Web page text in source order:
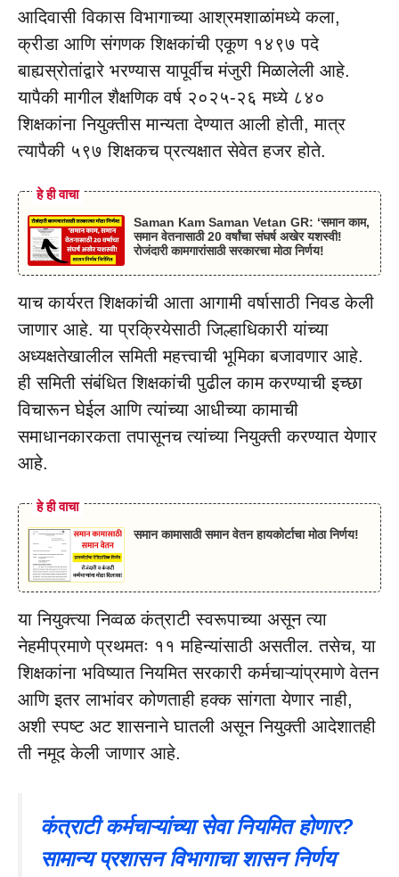
आदिवासी विकास विभागाच्या आश्रमशाळांमध्ये कला,
क्रीडा आणि संगणक शिक्षकांची एकूण १४९७ पदे
बाह्यस्रोतांद्वारे भरण्यास यापूर्वीच मंजुरी मिळालेली आहे.
यापैकी मागील शैक्षणिक वर्ष २०२५-२६ मध्ये ८४०
शिक्षकांना नियुक्तीस मान्यता देण्यात आली होती, मात्र
त्यापैकी ५९७ शिक्षकच प्रत्यक्षात सेवेत हजर होते.
हे ही वाचा
Saman Kam Saman Vetan GR: ‘समान काम,
समान वेतनासाठी 20 वर्षांचा संघर्ष अखेर यशस्वी!
रोजंदारी कामगारांसाठी सरकारचा मोठा निर्णय!
याच कार्यरत शिक्षकांची आता आगामी वर्षासाठी निवड केली
जाणार आहे. या प्रक्रियेसाठी जिल्हाधिकारी यांच्या
अध्यक्षतेखालील समिती महत्त्वाची भूमिका बजावणार आहे.
ही समिती संबंधित शिक्षकांची पुढील काम करण्याची इच्छा
विचारून घेईल आणि त्यांच्या आधीच्या कामाची
समाधानकारकता तपासूनच त्यांच्या नियुक्ती करण्यात येणार
आहे.
हे ही वाचा
समान कामासाठी समान वेतन हायकोर्टाचा मोठा निर्णय!
या नियुक्त्या निव्वळ कंत्राटी स्वरूपाच्या असून त्या
नेहमीप्रमाणे प्रथमतः ११ महिन्यांसाठी असतील. तसेच, या
शिक्षकांना भविष्यात नियमित सरकारी कर्मचाऱ्यांप्रमाणे वेतन
आणि इतर लाभांवर कोणताही हक्क सांगता येणार नाही,
अशी स्पष्ट अट शासनाने घातली असून नियुक्ती आदेशातही
ती नमूद केली जाणार आहे.
कंत्राटी कर्मचाऱ्यांच्या सेवा नियमित होणार?
सामान्य प्रशासन विभागाचा शासन निर्णय